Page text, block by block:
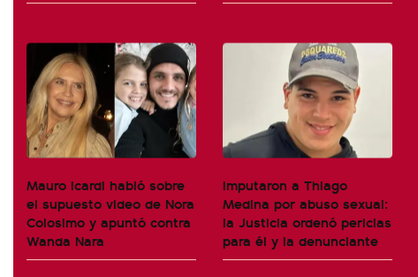
Mauro Icardi habló sobre
el supuesto video de Nora
Colosimo y apuntó contra
Wanda Nara
Imputaron a Thiago
Medina por abuso sexual:
la Justicia ordenó pericias
para él y la denunciante